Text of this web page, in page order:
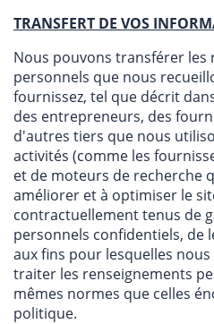
TRANSFERT DE VOS
Nous pouvons transférer les
personnels que nous
fournissez, tel que décrit
des entrepreneurs, des
d'autres tiers que nous
activités (comme les
et de moteurs de recherche
améliorer et à optimiser le
contractuellement tenus de
personnels confidentiels, de
aux fins pour lesquelles
traiter les renseignements
mêmes normes que celles
politique.